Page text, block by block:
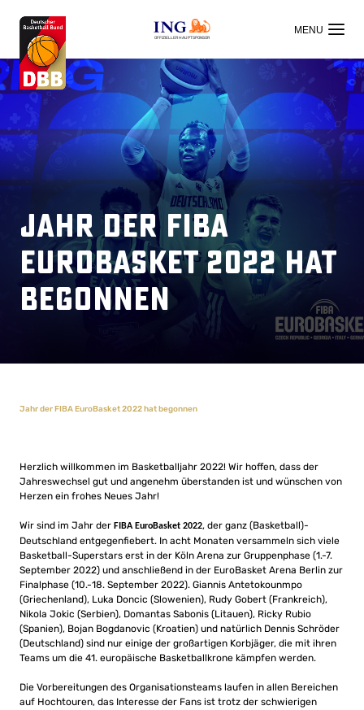
OFFIZIELLER HAUPTSPONSOR
Jahr der FIBA
EuroBasket 2022 hat
begonnen
Jahr der FIBA EuroBasket 2022 hat begonnen
Herzlich willkommen im Basketballjahr 2022! Wir hoffen, dass der
Jahreswechsel gut und angenehm überstanden ist und wünschen von
Herzen ein frohes Neues Jahr!
Wir sind im Jahr der FIBA EuroBasket 2022, der ganz (Basketball)-
Deutschland entgegenfiebert. In acht Monaten versammeln sich viele
Basketball-Superstars erst in der Köln Arena zur Gruppenphase (1.-7.
September 2022) und anschließend in der EuroBasket Arena Berlin zur
Finalphase (10.-18. September 2022). Giannis Antetokounmpo
(Griechenland), Luka Doncic (Slowenien), Rudy Gobert (Frankreich),
Nikola Jokic (Serbien), Domantas Sabonis (Litauen), Ricky Rubio
(Spanien), Bojan Bogdanovic (Kroatien) und natürlich Dennis Schröder
(Deutschland) sind nur einige der großartigen Korbjäger, die mit ihren
Teams um die 41. europäische Basketballkrone kämpfen werden.
Die Vorbereitungen des Organisationsteams laufen in allen Bereichen
auf Hochtouren, das Interesse der Fans ist trotz der schwierigen